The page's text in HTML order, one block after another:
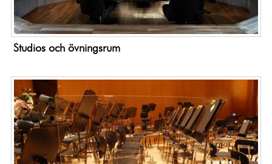
Studios och övningsrum